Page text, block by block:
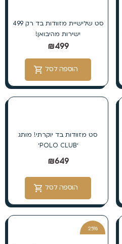
סט שלישיית מזוודות בד רק 499
ישירות מהיבואן!
₪499
הוספה לסל
סט מזוודות בד יוקרתי! מותג
׳POLO CLUB׳
₪649
הוספה לסל
25%